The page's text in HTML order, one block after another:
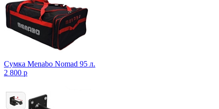
Сумка Menabo Nomad 95 л.
2 800 p